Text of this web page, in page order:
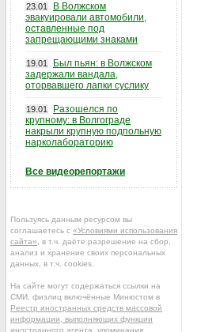
23.01
В Волжском
эвакуировали автомобили,
оставленные под
запрещающими знаками
19.01
Был пьян: в Волжском
задержали вандала,
оторвавшего лапки суслику
19.01
Разошелся по
крупному: в Волгограде
накрыли крупную подпольную
нарколабораторию
Все видеорепортажи
Пользуясь данным ресурсом вы
соглашаетесь с «Условиями использования
сайта» , в т.ч. даёте разрешение на сбор,
анализ и хранение своих персональных
данных, в т.ч. cookies.
На сайте могут содержаться ссылки на
СМИ, физлиц включённые Минюстом в
Реестр иностранных средств массовой
информации, выполняющих функции
иностранного агента , упоминания